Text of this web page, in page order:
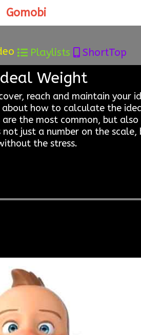
 Playlists  ShortTop
Weight
reach and maintain your
how to calculate the
the most common, but
just a number on the
the stress.
Audio
Gomobi